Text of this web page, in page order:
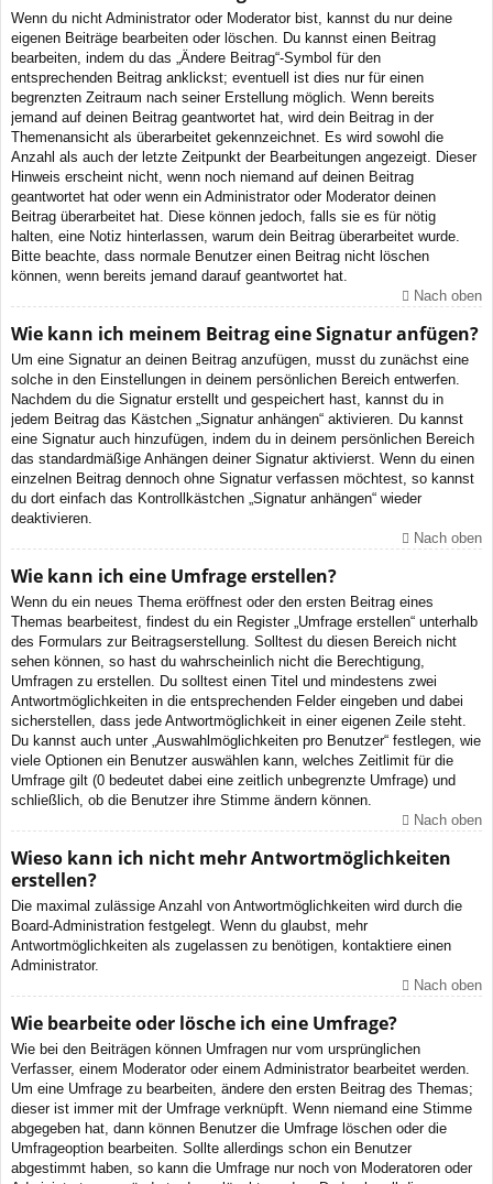
Wenn du nicht Administrator oder Moderator bist, kannst du nur deine
eigenen Beiträge bearbeiten oder löschen. Du kannst einen Beitrag
bearbeiten, indem du das „Ändere Beitrag“-Symbol für den
entsprechenden Beitrag anklickst; eventuell ist dies nur für einen
begrenzten Zeitraum nach seiner Erstellung möglich. Wenn bereits
jemand auf deinen Beitrag geantwortet hat, wird dein Beitrag in der
Themenansicht als überarbeitet gekennzeichnet. Es wird sowohl die
Anzahl als auch der letzte Zeitpunkt der Bearbeitungen angezeigt. Dieser
Hinweis erscheint nicht, wenn noch niemand auf deinen Beitrag
geantwortet hat oder wenn ein Administrator oder Moderator deinen
Beitrag überarbeitet hat. Diese können jedoch, falls sie es für nötig
halten, eine Notiz hinterlassen, warum dein Beitrag überarbeitet wurde.
Bitte beachte, dass normale Benutzer einen Beitrag nicht löschen
können, wenn bereits jemand darauf geantwortet hat.
Nach oben
Wie kann ich meinem Beitrag eine Signatur anfügen?
Um eine Signatur an deinen Beitrag anzufügen, musst du zunächst eine
solche in den Einstellungen in deinem persönlichen Bereich entwerfen.
Nachdem du die Signatur erstellt und gespeichert hast, kannst du in
jedem Beitrag das Kästchen „Signatur anhängen“ aktivieren. Du kannst
eine Signatur auch hinzufügen, indem du in deinem persönlichen Bereich
das standardmäßige Anhängen deiner Signatur aktivierst. Wenn du einen
einzelnen Beitrag dennoch ohne Signatur verfassen möchtest, so kannst
du dort einfach das Kontrollkästchen „Signatur anhängen“ wieder
deaktivieren.
Nach oben
Wie kann ich eine Umfrage erstellen?
Wenn du ein neues Thema eröffnest oder den ersten Beitrag eines
Themas bearbeitest, findest du ein Register „Umfrage erstellen“ unterhalb
des Formulars zur Beitragserstellung. Solltest du diesen Bereich nicht
sehen können, so hast du wahrscheinlich nicht die Berechtigung,
Umfragen zu erstellen. Du solltest einen Titel und mindestens zwei
Antwortmöglichkeiten in die entsprechenden Felder eingeben und dabei
sicherstellen, dass jede Antwortmöglichkeit in einer eigenen Zeile steht.
Du kannst auch unter „Auswahlmöglichkeiten pro Benutzer“ festlegen, wie
viele Optionen ein Benutzer auswählen kann, welches Zeitlimit für die
Umfrage gilt (0 bedeutet dabei eine zeitlich unbegrenzte Umfrage) und
schließlich, ob die Benutzer ihre Stimme ändern können.
Nach oben
Wieso kann ich nicht mehr Antwortmöglichkeiten
erstellen?
Die maximal zulässige Anzahl von Antwortmöglichkeiten wird durch die
Board-Administration festgelegt. Wenn du glaubst, mehr
Antwortmöglichkeiten als zugelassen zu benötigen, kontaktiere einen
Administrator.
Nach oben
Wie bearbeite oder lösche ich eine Umfrage?
Wie bei den Beiträgen können Umfragen nur vom ursprünglichen
Verfasser, einem Moderator oder einem Administrator bearbeitet werden.
Um eine Umfrage zu bearbeiten, ändere den ersten Beitrag des Themas;
dieser ist immer mit der Umfrage verknüpft. Wenn niemand eine Stimme
abgegeben hat, dann können Benutzer die Umfrage löschen oder die
Umfrageoption bearbeiten. Sollte allerdings schon ein Benutzer
abgestimmt haben, so kann die Umfrage nur noch von Moderatoren oder